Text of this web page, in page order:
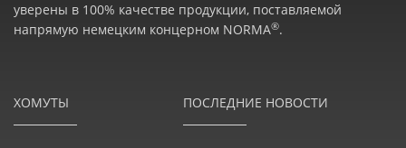
уверены в 100% качестве продукции, поставляемой
напрямую немецким концерном NORMA®.
ХОМУТЫ ПОСЛЕДНИЕ НОВОСТИ